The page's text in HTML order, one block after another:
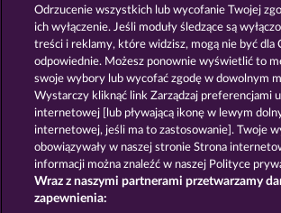
JACK POTTER & THE BOOK OF DYNASTIES 6 ATLAS OF
Zasady i warunki Polityka
Nota prawna Firma FAQ
Odrzucenie wszystkich lub wycofanie Twojej
ich wyłączenie. Jeśli moduły śledzące są
treści i reklamy, które widzisz, mogą nie być dla
odpowiednie. Możesz ponownie wyświetlić to
swoje wybory lub wycofać zgodę w dowolnym
Wystarczy kliknąć link Zarządzaj preferencjami
internetowej [lub pływającą ikonę w lewym
internetowej, jeśli ma to zastosowanie]. Twoje
obowiązywały w naszej stronie Strona
informacji można znaleźć w naszej Polityce
Wraz z naszymi partnerami przetwarzamy
zapewnienia: